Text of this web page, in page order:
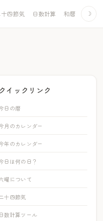
四節気 日数計算 和暦 ☽
クイックリンク
日の暦
月のカレンダー
年のカレンダー
日は何の日？
曜について
十四節気
日数計算ツール